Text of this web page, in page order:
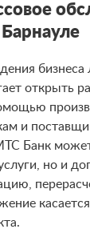
открыть
и
Банк
но и